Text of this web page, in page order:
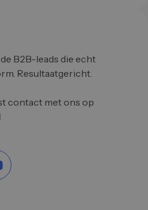
B2B-leads die echt
Resultaatgericht.
contact met ons op